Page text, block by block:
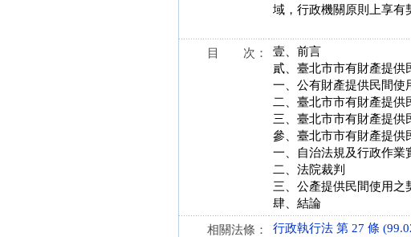
域，行政機關原則上享有
目 次：
壹、前言
貳、臺北市市有財產提供
一、公有財產提供民間使
二、臺北市市有財產提供
三、臺北市市有財產提供
參、臺北市市有財產提供
一、自治法規及行政作業
二、法院裁判
三、公產提供民間使用之
肆、結論
相關法條：
行政執行法 第 27 條